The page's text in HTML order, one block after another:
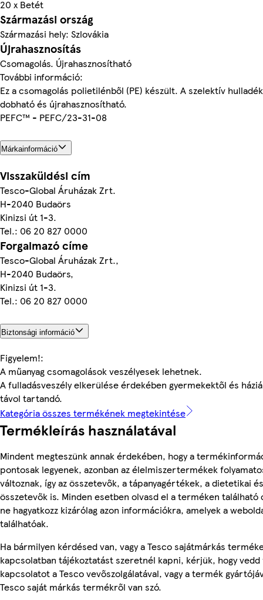
20 x Betét
Származási ország
Származási hely: Szlovákia
Újrahasznosítás
Csomagolás. Újrahasznosítható
További információ:
Ez a csomagolás polietilénből (PE) készült. A szelektív
dobható és újrahasznosítható.
PEFC™ - PEFC/23-31-08
Márkainformáció
Visszaküldési cím
Tesco-Global Áruházak Zrt.
H-2040 Budaörs
Kinizsi út 1-3.
Tel.: 06 20 827 0000
Forgalmazó címe
Tesco-Global Áruházak Zrt.,
H-2040 Budaörs,
Kinizsi út 1-3.
Tel.: 06 20 827 0000
Biztonsági információ
Figyelem!:
A műanyag csomagolások veszélyesek lehetnek.
A fulladásveszély elkerülése érdekében gyermekektől és
távol tartandó.
Kategória összes termékének megtekintése
Termékleírás használatával
Mindent megteszünk annak érdekében, hogy a
pontosak legyenek, azonban az élelmiszertermékek
változnak, így az összetevők, a tápanyagértékek, a dietetikai
összetevők is. Minden esetben olvasd el a terméken található
ne hagyatkozz kizárólag azon információkra, amelyek a
találhatóak.
Ha bármilyen kérdésed van, vagy a Tesco sajátmárkás
kapcsolatban tájékoztatást szeretnél kapni, kérjük, hogy vedd
kapcsolatot a Tesco vevőszolgálatával, vagy a termék
Tesco saját márkás termékről van szó.